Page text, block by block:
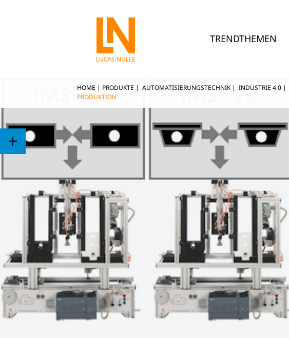
TRENDTHEMEN
HOME | PRODUKTE | AUTOMATISIERUNGSTECHNIK | INDUSTRIE 4.0 |
PRODUKTION